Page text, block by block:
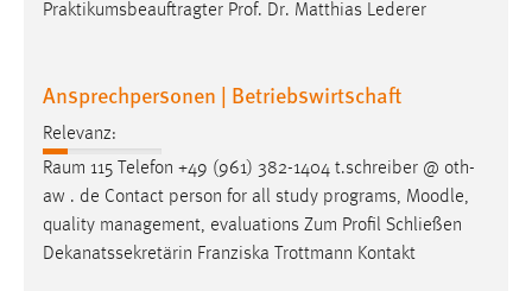
Praktikumsbeauftragter Prof. Dr. Matthias Lederer
Ansprechpersonen | Betriebswirtschaft
Relevanz:
Raum 115 Telefon +49 (961) 382-1404 t.schreiber @ oth-
aw . de Contact person for all study programs, Moodle,
quality management, evaluations Zum Profil Schließen
Dekanatssekretärin Franziska Trottmann Kontakt
Diese Informationen helfen uns zu verstehen, wie
Matomo
Name:
_pk_ref, _pk_cvar, _pk_id, _pk_ses
Zweck:
Zugriffsstatistik